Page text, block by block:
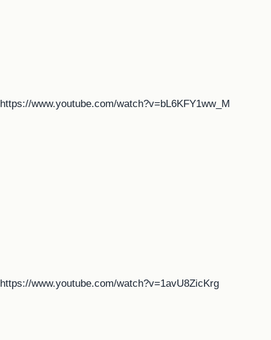
https://www.youtube.com/watch?v=bL6KFY1ww_M
https://www.youtube.com/watch?v=1avU8ZicKrg